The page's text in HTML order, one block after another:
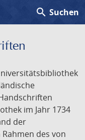
search Suchen
im Jahr 1734
der
des von